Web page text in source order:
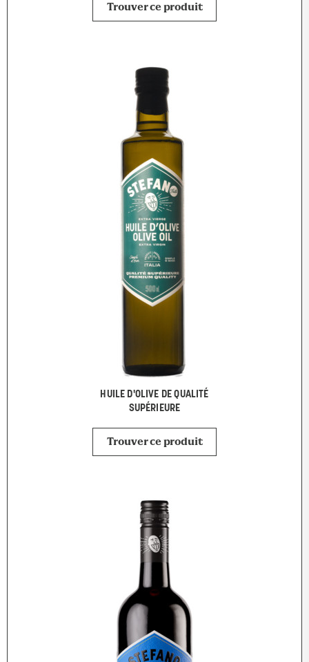
Trouver ce produit
HUILE D'OLIVE DE QUALITÉ
SUPÉRIEURE
Trouver ce produit